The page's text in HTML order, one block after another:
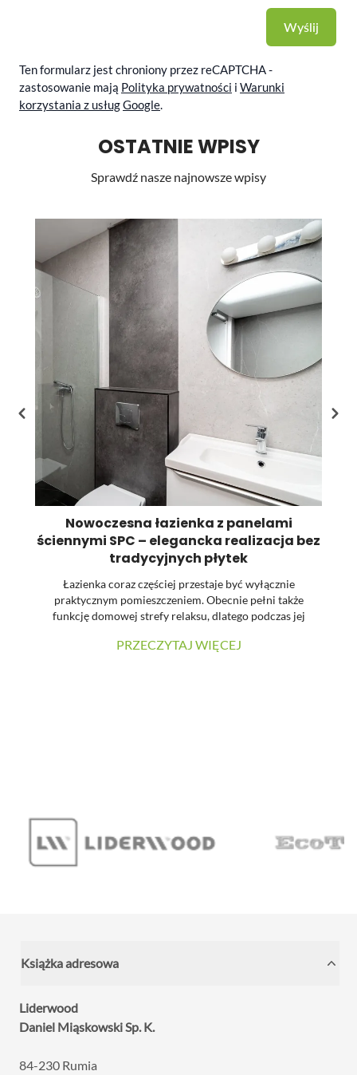
Wyślij
Ten formularz jest chroniony przez reCAPTCHA -
zastosowanie mają Polityka prywatności i Warunki
korzystania z usługGoogle.
OSTATNIE WPISY
Sprawdź nasze najnowsze wpisy
Nowoczesna łazienka z panelami
ściennymi SPC – elegancka realizacja bez
tradycyjnych płytek
Łazienka coraz częściej przestaje być wyłącznie
praktycznym pomieszczeniem. Obecnie pełni także
funkcję domowej strefy relaksu, dlatego podczas jej
materiałów oraz łatwość utrzymania powierzchni w
PRZECZYTAJ WIĘCEJ
Książka adresowa
Liderwood
Daniel Miąskowski Sp. K.
84-230 Rumia